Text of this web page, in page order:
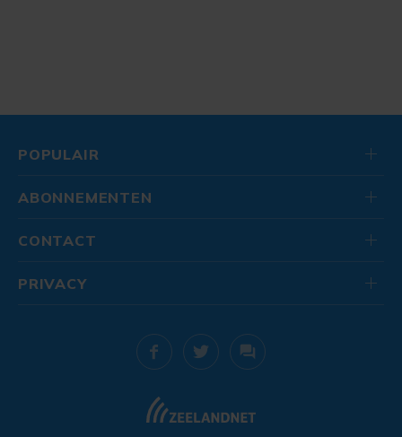
POPULAIR
ABONNEMENTEN
CONTACT
PRIVACY